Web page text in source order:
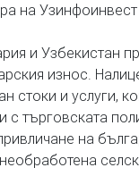
на
и Узбекистан
износ.
стоки и услуги,
с търговската
на